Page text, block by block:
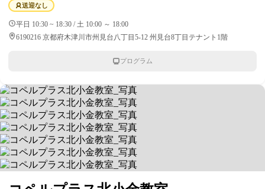
送迎なし
平日 10:30 ~ 18:30 / 土 10:00 ～ 18:00
6190216 京都府木津川市州見台八丁目5-12 州見台8丁目テナント1階
プログラム